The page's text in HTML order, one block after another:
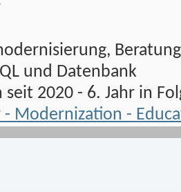
und Datenbank
seit 2020 - 6. Jahr in
- Modernization -